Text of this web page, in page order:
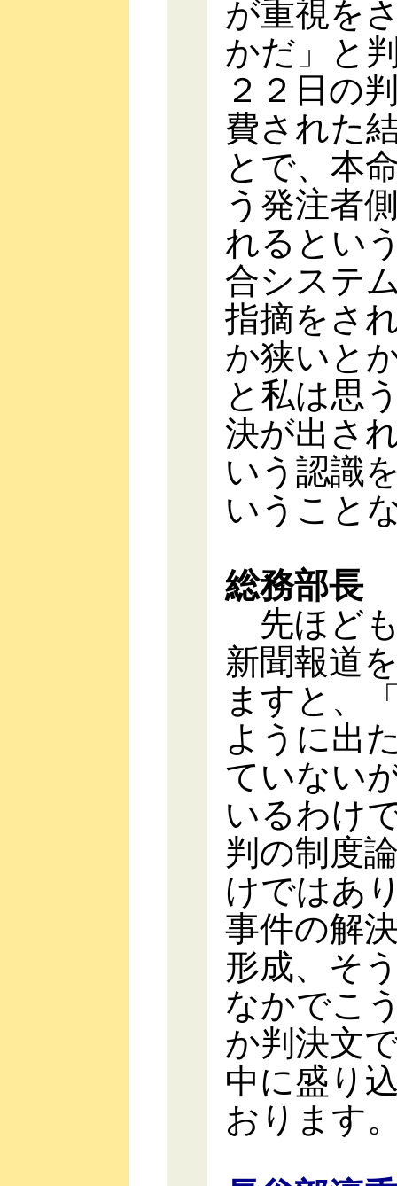
が重視を
かだ」と
２２日の
費された
とで、本
う発注者
れるとい
合システ
指摘をさ
か狭いと
と私は思
決が出さ
いう認識
いうこと
総務部長
先ほど
新聞報道
ますと、
ように出
ていない
いるわけ
判の制度
けではあ
事件の解
形成、そ
なかでこ
か判決文
中に盛り
おります